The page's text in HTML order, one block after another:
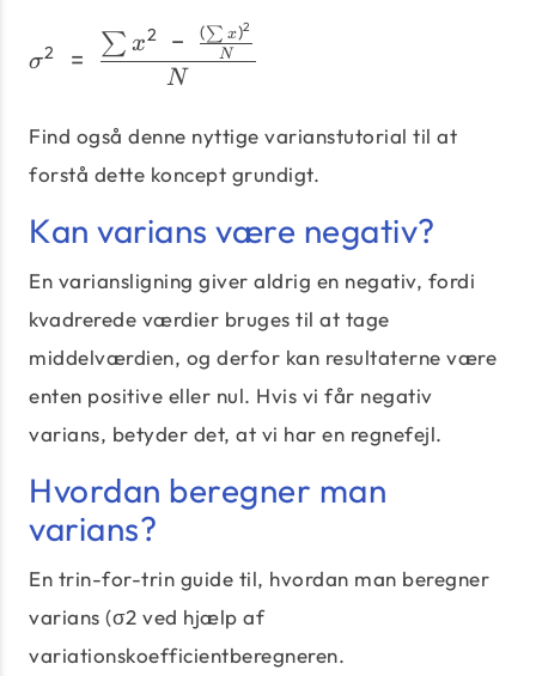
σ2 =
N
∑ x2 − N
(∑ x)2
Find også denne nyttige varianstutorial til at
forstå dette koncept grundigt.
Kan varians være negativ?
En variansligning giver aldrig en negativ, fordi
kvadrerede værdier bruges til at tage
middelværdien, og derfor kan resultaterne være
enten positive eller nul. Hvis vi får negativ
varians, betyder det, at vi har en regnefejl.
Hvordan beregner man
varians?
En trin-for-trin guide til, hvordan man beregner
varians (σ2 ved hjælp af
variationskoefficientberegneren.